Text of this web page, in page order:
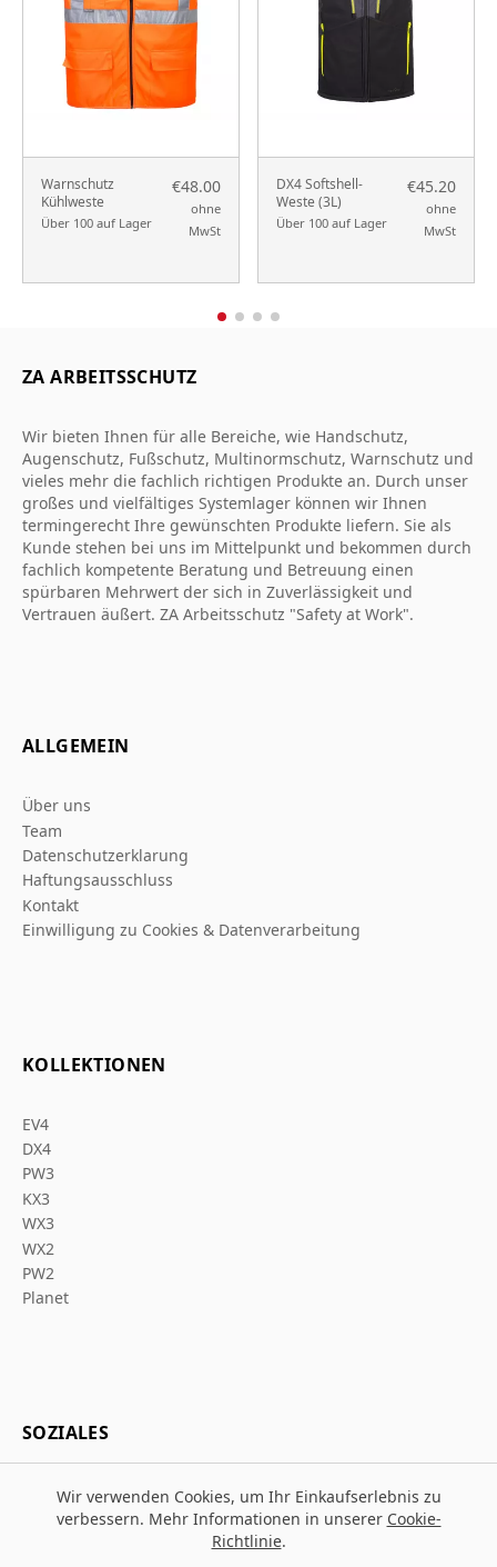
Warnschutz
Kühlweste
Über 100 auf Lager
€48.00
ohne
MwSt
DX4 Softshell-
Weste (3L)
Über 100 auf Lager
€45.20
ohne
MwSt
ZA ARBEITSSCHUTZ
Wir bieten Ihnen für alle Bereiche, wie Handschutz,
Augenschutz, Fußschutz, Multinormschutz, Warnschutz und
vieles mehr die fachlich richtigen Produkte an. Durch unser
großes und vielfältiges Systemlager können wir Ihnen
termingerecht Ihre gewünschten Produkte liefern. Sie als
Kunde stehen bei uns im Mittelpunkt und bekommen durch
fachlich kompetente Beratung und Betreuung einen
spürbaren Mehrwert der sich in Zuverlässigkeit und
Vertrauen äußert. ZA Arbeitsschutz "Safety at Work".
ALLGEMEIN
Über uns
Team
Datenschutzerklarung
Haftungsausschluss
Kontakt
Einwilligung zu Cookies & Datenverarbeitung
KOLLEKTIONEN
EV4
DX4
PW3
KX3
WX3
WX2
PW2
Planet
SOZIALES
Wir verwenden Cookies, um Ihr Einkaufserlebnis zu
verbessern. Mehr Informationen in unserer Cookie-
Richtlinie.